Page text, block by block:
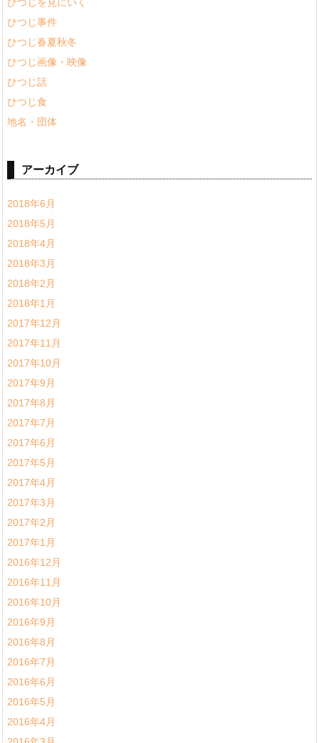
ひつじ事件
ひつじ春夏秋冬
ひつじ画像・映像
ひつじ話
ひつじ食
地名・団体
アーカイブ
2018年6月
2018年5月
2018年4月
2018年3月
2018年2月
2018年1月
2017年12月
2017年11月
2017年10月
2017年9月
2017年8月
2017年7月
2017年6月
2017年5月
2017年4月
2017年3月
2017年2月
2017年1月
2016年12月
2016年11月
2016年10月
2016年9月
2016年8月
2016年7月
2016年6月
2016年5月
2016年4月